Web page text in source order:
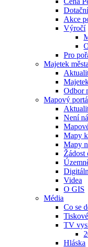
Akce
Výročí
Pro
Majetek
Odbor
Mapový
Není
Mapy
Mapy
Žádost
Videa
O GIS
Média
Co se
TV
Hláska